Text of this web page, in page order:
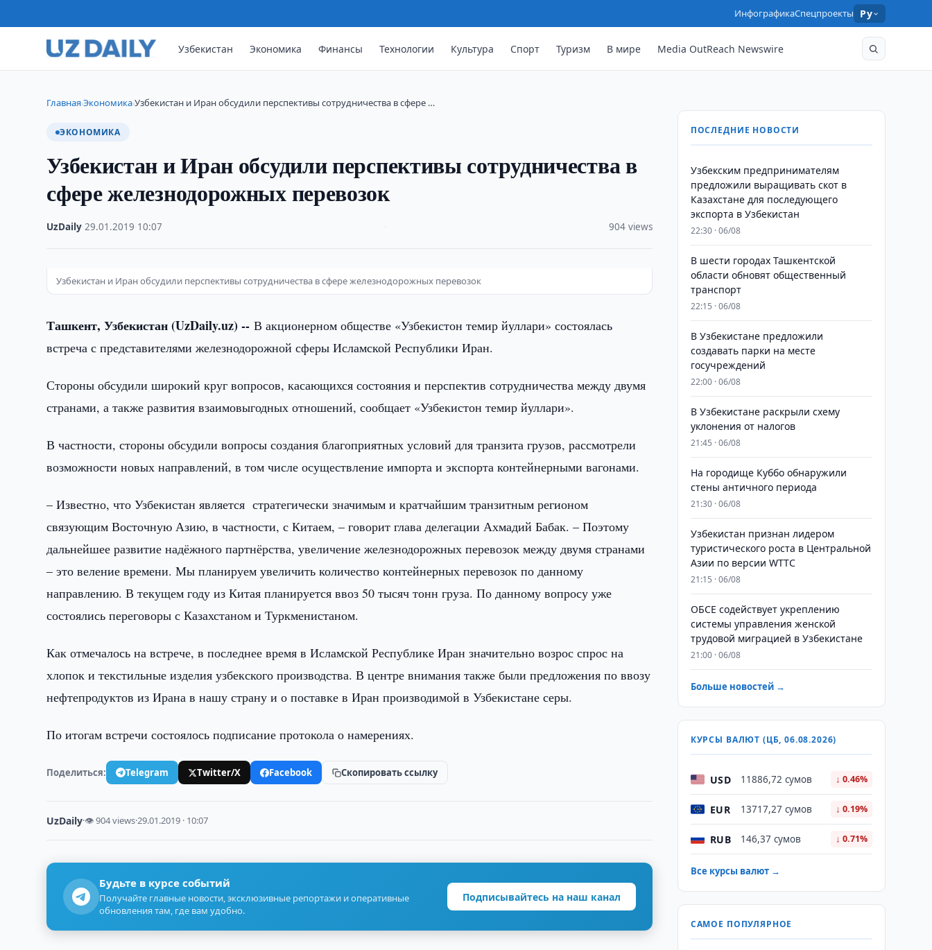
ИнфографикаСпецпроекты Ру
Узбекистан Экономика Финансы Технологии Культура Спорт Туризм В мире Media OutReach Newswire
Главная›Экономика›Узбекистан и Иран обсудили перспективы сотрудничества в сфере …
ЭКОНОМИКА
Узбекистан и Иран обсудили перспективы сотрудничества в
сфере железнодорожных перевозок
UzDaily ·29.01.2019 10:07 904 views
Узбекистан и Иран обсудили перспективы сотрудничества в сфере железнодорожных перевозок
Ташкент, Узбекистан (UzDaily.uz) --В акционерном обществе «Узбекистон темир йуллари» состоялась
встреча с представителями железнодорожной сферы Исламской Республики Иран.
Стороны обсудили широкий круг вопросов, касающихся состояния и перспектив сотрудничества между двумя
странами, а также развития взаимовыгодных отношений, сообщает «Узбекистон темир йуллари».
В частности, стороны обсудили вопросы создания благоприятных условий для транзита грузов, рассмотрели
возможности новых направлений, в том числе осуществление импорта и экспорта контейнерными вагонами.
– Известно, что Узбекистан является стратегически значимым и кратчайшим транзитным регионом
связующим Восточную Азию, в частности, с Китаем, – говорит глава делегации Ахмадий Бабак. – Поэтому
дальнейшее развитие надёжного партнёрства, увеличение железнодорожных перевозок между двумя странами
– это веление времени. Мы планируем увеличить количество контейнерных перевозок по данному
направлению. В текущем году из Китая планируется ввоз 50 тысяч тонн груза. По данному вопросу уже
состоялись переговоры с Казахстаном и Туркменистаном.
Как отмечалось на встрече, в последнее время в Исламской Республике Иран значительно возрос спрос на
хлопок и текстильные изделия узбекского производства. В центре внимания также были предложения по ввозу
нефтепродуктов из Ирана в нашу страну и о поставке в Иран производимой в Узбекистане серы.
По итогам встречи состоялось подписание протокола о намерениях.
Поделиться: Telegram Twitter/X Facebook Скопировать ссылку
UzDaily·👁 904 views·29.01.2019 · 10:07
Будьте в курсе событий
Получайте главные новости, эксклюзивные репортажи и оперативные
обновления там, где вам удобно.
Подписывайтесь на наш канал
ПОСЛЕДНИЕ НОВОСТИ
Узбекским предпринимателям
предложили выращивать скот в
Казахстане для последующего
экспорта в Узбекистан
22:30 · 06/08
В шести городах Ташкентской
области обновят общественный
транспорт
22:15 · 06/08
В Узбекистане предложили
создавать парки на месте
госучреждений
22:00 · 06/08
В Узбекистане раскрыли схему
уклонения от налогов
21:45 · 06/08
На городище Куббо обнаружили
стены античного периода
21:30 · 06/08
Узбекистан признан лидером
туристического роста в Центральной
Азии по версии WTTC
21:15 · 06/08
ОБСЕ содействует укреплению
системы управления женской
трудовой миграцией в Узбекистане
21:00 · 06/08
Больше новостей →
КУРСЫ ВАЛЮТ (ЦБ, 06.08.2026)
USD 11886,72 сумов ↓ 0.46%
EUR 13717,27 сумов ↓ 0.19%
RUB 146,37 сумов ↓ 0.71%
Все курсы валют →
САМОЕ ПОПУЛЯРНОЕ